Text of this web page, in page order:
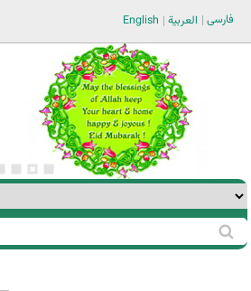
فارسی العربية English